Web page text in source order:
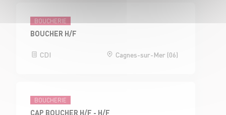
BOUCHERIE
BOUCHER H/F
CDI Cagnes-sur-Mer (06)
BOUCHERIE
CAP BOUCHER H/F - H/F